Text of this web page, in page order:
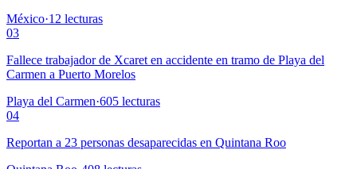
México·12 lecturas
03
Fallece trabajador de Xcaret en accidente en tramo de Playa del
Carmen a Puerto Morelos
Playa del Carmen·605 lecturas
04
Reportan a 23 personas desaparecidas en Quintana Roo